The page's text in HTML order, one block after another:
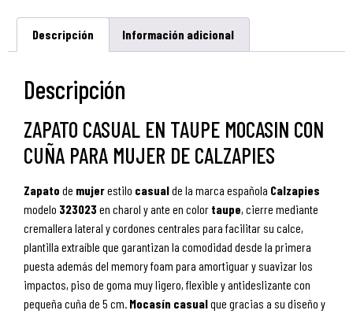
Descripción Información adicional
Descripción
ZAPATO CASUAL EN TAUPE MOCASIN CON
CUÑA PARA MUJER DE CALZAPIES
Zapato de mujerestilo casualde la marca española Calzapies
modelo 323023 en charol y ante en color taupe, cierre mediante
cremallera lateral y cordones centrales para facilitar su calce,
plantilla extraíble que garantizan la comodidad desde la primera
puesta además del memory foam para amortiguar y suavizar los
impactos, piso de goma muy ligero, flexible y antideslizante con
pequeña cuña de 5 cm. Mocasín casualque gracias a su diseño y